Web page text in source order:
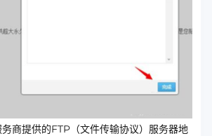
商提供的FTP（文件传输协议）服务器地